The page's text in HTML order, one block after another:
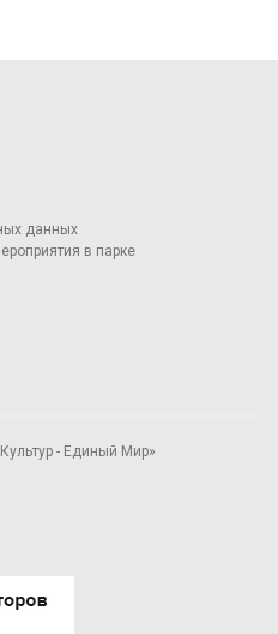
данных
в парке
- Единый Мир»